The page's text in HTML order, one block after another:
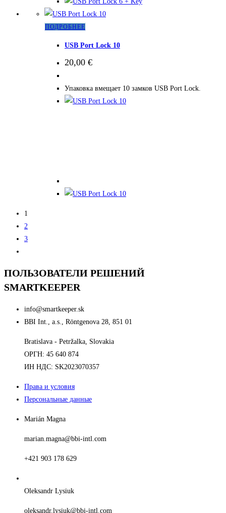
ПОДРОБНЕЕ
несколько
Опции
можно
USB Port Lock 10
20,00 €
Упаковка вмещает 10 замков USB Port Lock.
1
2
3
ПОЛЬЗОВАТЕЛИ РЕШЕНИЙ
SMARTKEEPER
info@smartkeeper.sk
BBI Int., a.s., Röntgenova 28, 851 01
Bratislava - Petržalka, Slovakia
ОРГН: 45 640 874
ИН НДС: SK2023070357
Права и условия
Персональные данные
Marián Magna
marian.magna@bbi-intl.com
+421 903 178 629
Oleksandr Lysiuk
oleksandr.lysiuk@bbi-intl.com